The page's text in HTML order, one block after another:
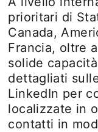
prioritari di
Canada,
Francia, oltre
solide
dettagliati
LinkedIn per
localizzate in
contatti in